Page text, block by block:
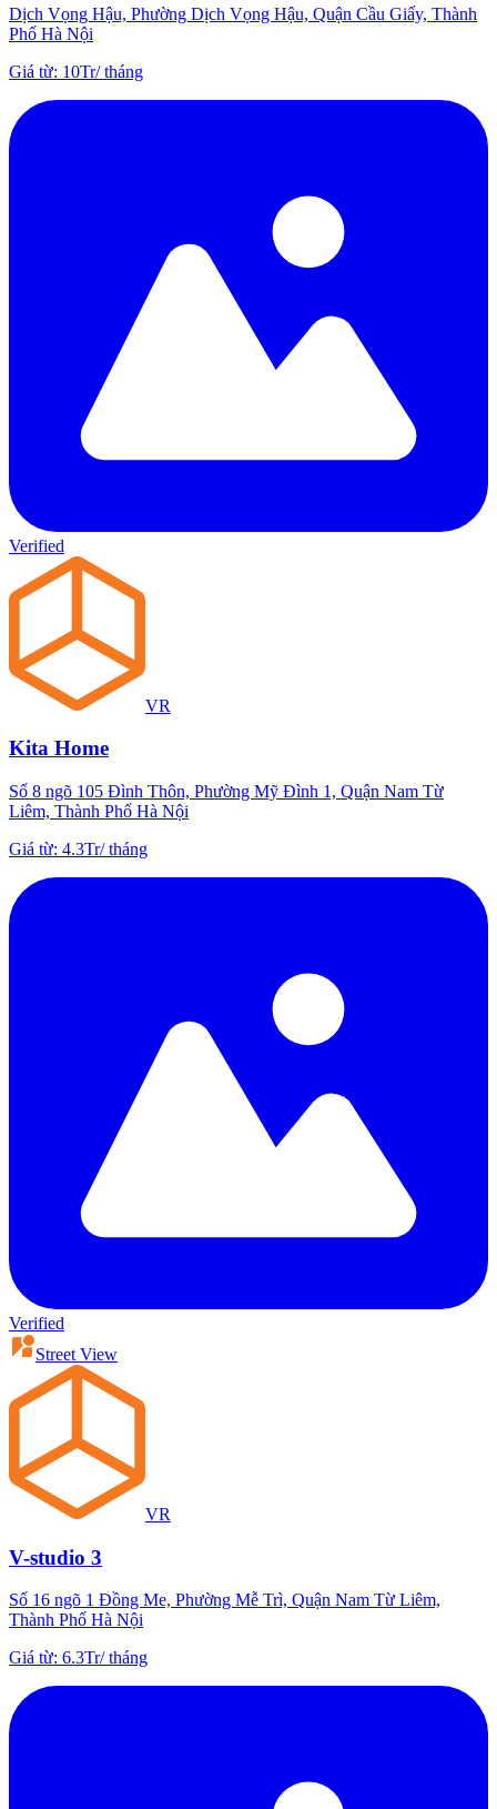
Dịch Vọng Hậu, Phường Dịch Vọng Hậu, Quận Cầu Giấy, Thành
Phố Hà Nội
Giá từ: 10Tr/tháng
Verified
VR
Kita Home
Số 8 ngõ 105 Đình Thôn, Phường Mỹ Đình 1, Quận Nam Từ
Liêm, Thành Phố Hà Nội
Giá từ: 4.3Tr/tháng
Verified
Street View
VR
V-studio 3
Số 16 ngõ 1 Đồng Me, Phường Mễ Trì, Quận Nam Từ Liêm,
Thành Phố Hà Nội
Giá từ: 6.3Tr/tháng